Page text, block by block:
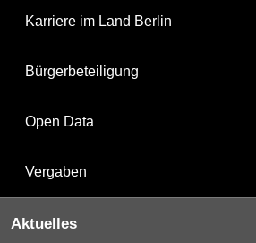
Karriere im Land Berlin
Bürgerbeteiligung
Open Data
Vergaben
Aktuelles